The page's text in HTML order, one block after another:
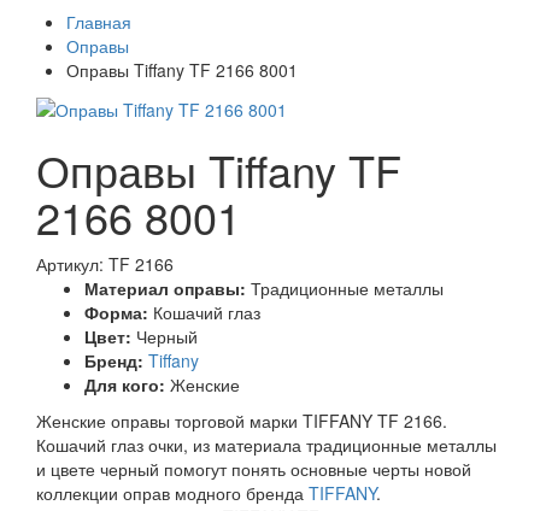
Главная
Оправы
Оправы Tiffany TF 2166 8001
Оправы Tiffany TF
2166 8001
Артикул: TF 2166
Материал оправы: Традиционные металлы
Форма: Кошачий глаз
Цвет: Черный
Бренд: Tiffany
Для кого: Женские
Женские оправы торговой марки TIFFANY TF 2166.
Кошачий глаз очки, из материала традиционные металлы
и цвете черный помогут понять основные черты новой
коллекции оправ модного бренда TIFFANY.